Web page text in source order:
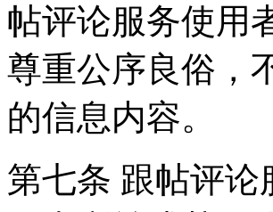
帖评论服务使用
尊重公序良俗，
的信息内容。
第七条 跟帖评